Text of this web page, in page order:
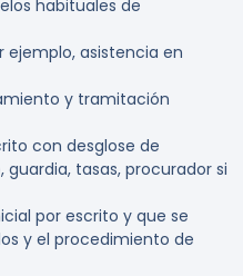
habituales de
asistencia en
y tramitación
con desglose de
tasas, procurador si
por escrito y que se
y el procedimiento de